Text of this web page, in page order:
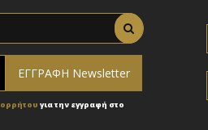
για την εγγραφή στο